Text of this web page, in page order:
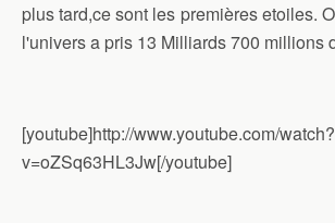
plus tard,ce sont les premières etoiles.
l'univers a pris 13 Milliards 700 millions
[youtube]http://www.youtube.com/watch?
v=oZSq63HL3Jw[/youtube]